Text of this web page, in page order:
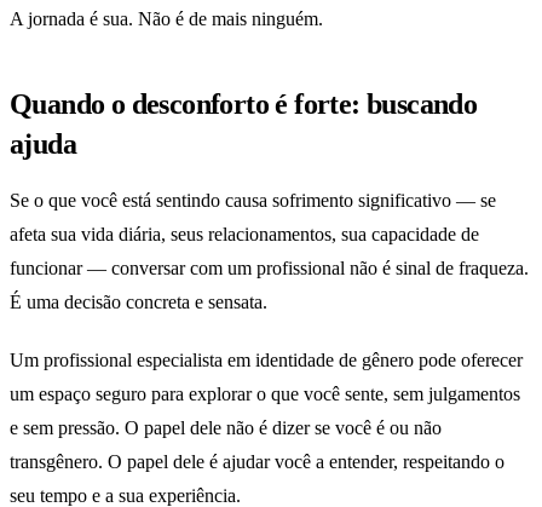
A jornada é sua. Não é de mais ninguém.
Quando o desconforto é forte: buscando
ajuda
Se o que você está sentindo causa sofrimento significativo — se
afeta sua vida diária, seus relacionamentos, sua capacidade de
funcionar — conversar com um profissional não é sinal de fraqueza.
É uma decisão concreta e sensata.
Um profissional especialista em identidade de gênero pode oferecer
um espaço seguro para explorar o que você sente, sem julgamentos
e sem pressão. O papel dele não é dizer se você é ou não
transgênero. O papel dele é ajudar você a entender, respeitando o
seu tempo e a sua experiência.